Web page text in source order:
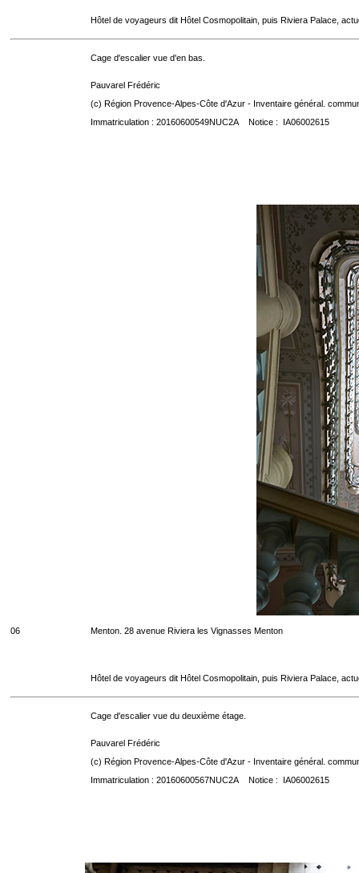
Hôtel de voyageurs dit Hôtel Cosmopolitain, puis Riviera Palace,
Cage d'escalier vue d'en bas.
Pauvarel Frédéric
(c) Région Provence-Alpes-Côte d'Azur - Inventaire général.
Immatriculation : 20160600549NUC2A Notice : IA06002615
06 Menton. 28 avenue Riviera les Vignasses Menton
Hôtel de voyageurs dit Hôtel Cosmopolitain, puis Riviera Palace,
Cage d'escalier vue du deuxième étage.
Pauvarel Frédéric
(c) Région Provence-Alpes-Côte d'Azur - Inventaire général.
Immatriculation : 20160600567NUC2A Notice : IA06002615